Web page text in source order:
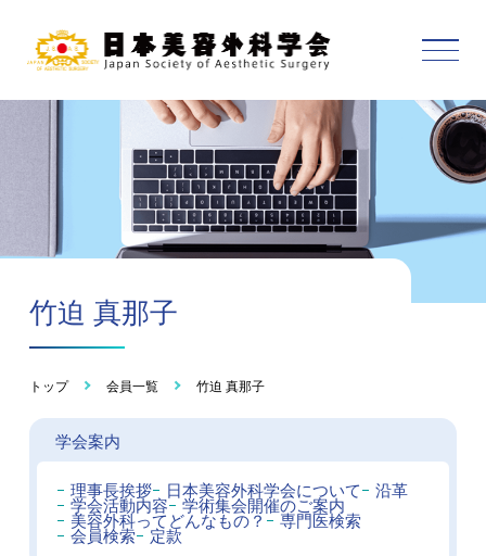
竹迫 真那子
トップ 会員一覧 竹迫 真那子
学会案内
理事長挨拶 日本美容外科学会について
沿革
学会活動内容
学術集会開催のご案内
美容外科ってどんなもの？
専門医検索
会員検索
定款